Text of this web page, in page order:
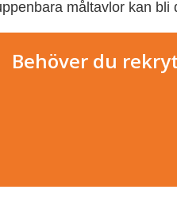
måltavlor kan
Behöver du